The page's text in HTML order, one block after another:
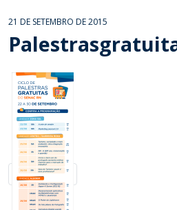
21 DE SETEMBRO DE 2015